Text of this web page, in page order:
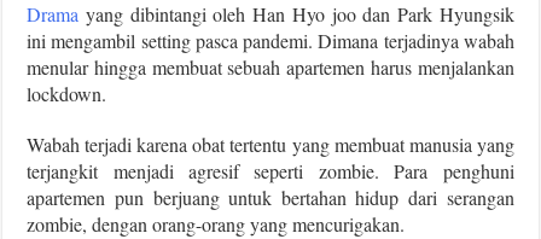
Drama yang dibintangi oleh Han Hyo joo dan Park Hyungsik
ini mengambil setting pasca pandemi. Dimana terjadinya wabah
menular hingga membuat sebuah apartemen harus menjalankan
lockdown.
Wabah terjadi karena obat tertentu yang membuat manusia yang
terjangkit menjadi agresif seperti zombie. Para penghuni
apartemen pun berjuang untuk bertahan hidup dari serangan
zombie, dengan orang-orang yang mencurigakan.